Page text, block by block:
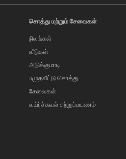
சொத்து மற்றும் சேவைகள்
நிலங்கள்
வீடுகள்
அடுக்குமாடி
பமுதலீட்டு சொத்து
சேவைகள்
வய்ர்ச்சுவல் சுற்றுப்பயணம்